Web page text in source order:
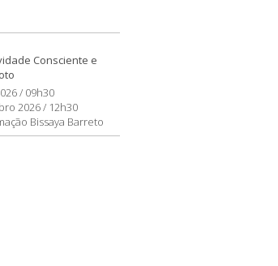
Consciente e
/ 09h30
2026 / 12h30
Bissaya Barreto